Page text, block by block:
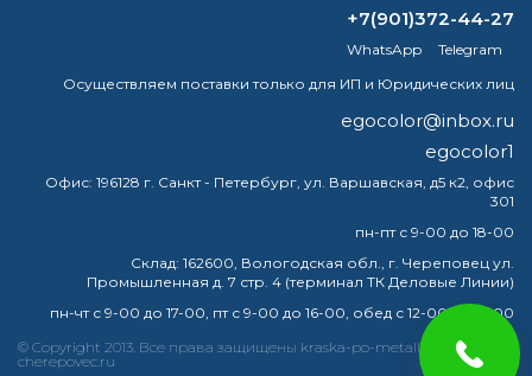
В чем разница между промышленной
Для чего используется разбавитель?
Адгезия лакокрасочных материалов
краска эмаль металлу купить грунт металла
+7(901)372-44-27
WhatsApp
Telegram
Осуществляем поставки только для ИП и Юридических лиц
egocolor@inbox.ru
egocolor1
Офис: 196128 г. Санкт - Петербург, ул. Варшавская, д5 к2, офис
301
пн-пт с 9-00 до 18-00
Склад: 162600, Вологодская обл., г. Череповец ул.
Промышленная д. 7 стр. 4 (терминал ТК Деловые Линии)
пн-чт с 9-00 до 17-00, пт с 9-00 до 16-00, обед с 12-00 до 13-00
© Copyright 2013. Все права защищены kraska-po-metallu-
cherepovec.ru